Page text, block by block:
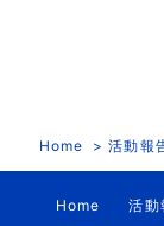
Home 活動報
Home 活動